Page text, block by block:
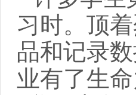
习时。顶
品和记录
业有了生